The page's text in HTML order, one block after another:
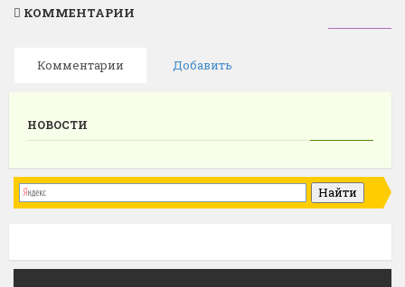
КОММЕНТАРИИ
Комментарии Добавить
НОВОСТИ